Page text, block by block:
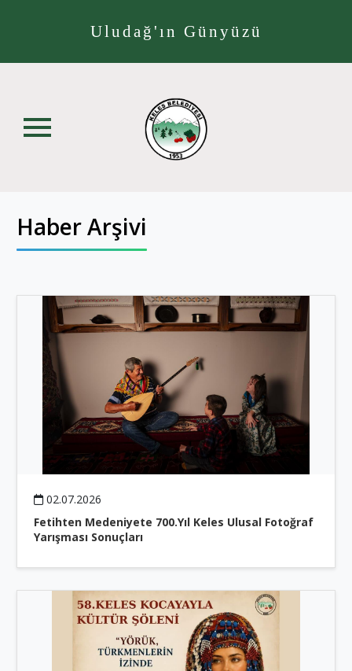
Uludağ'ın Günyüzü
Haber Arşivi
02.07.2026
Fetihten Medeniyete 700.Yıl Keles Ulusal Fotoğraf
Yarışması Sonuçları